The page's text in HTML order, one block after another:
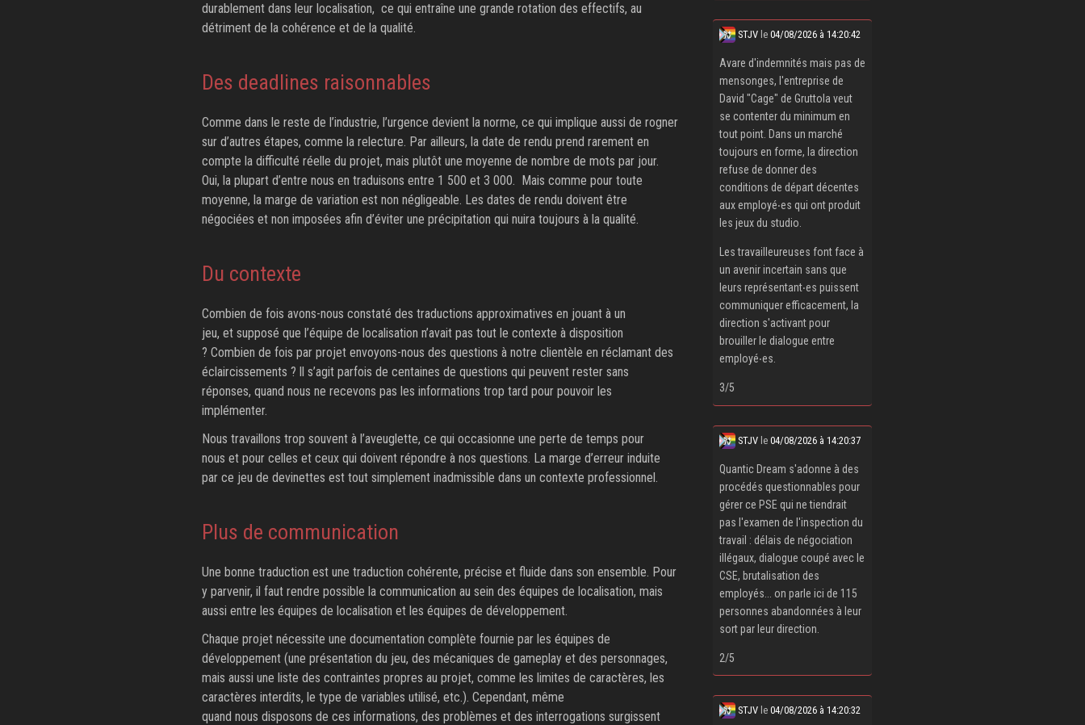
durablement dans leur localisation, ce qui entraîne une grande rotation des effectifs, au
détriment de la cohérence et de la qualité.
Des deadlines raisonnables
Comme dans le reste de l’industrie, l’urgence devient la norme, ce qui implique aussi de rogner
sur d’autres étapes, comme la relecture. Par ailleurs, la date de rendu prend rarement en
compte la difficulté réelle du projet, mais plutôt une moyenne de nombre de mots par jour.
Oui, la plupart d’entre nous en traduisons entre 1 500 et 3 000. Mais comme pour toute
moyenne, la marge de variation est non négligeable. Les dates de rendu doivent être
négociées et non imposées afin d’éviter une précipitation qui nuira toujours à la qualité.
Du contexte
Combien de fois avons-nous constaté des traductions approximatives en jouant à un
jeu, et supposé que l’équipe de localisation n’avait pas tout le contexte à disposition
? Combien de fois par projet envoyons-nous des questions à notre clientèle en réclamant des
éclaircissements ? ll s’agit parfois de centaines de questions qui peuvent rester sans
réponses, quand nous ne recevons pas les informations trop tard pour pouvoir les
implémenter.
Nous travaillons trop souvent à l’aveuglette, ce qui occasionne une perte de temps pour
nous et pour celles et ceux qui doivent répondre à nos questions. La marge d’erreur induite
par ce jeu de devinettes est tout simplement inadmissible dans un contexte professionnel.
Plus de communication
Une bonne traduction est une traduction cohérente, précise et fluide dans son ensemble. Pour
y parvenir, il faut rendre possible la communication au sein des équipes de localisation, mais
aussi entre les équipes de localisation et les équipes de développement.
Chaque projet nécessite une documentation complète fournie par les équipes de
développement (une présentation du jeu, des mécaniques de gameplay et des personnages,
mais aussi une liste des contraintes propres au projet, comme les limites de caractères, les
caractères interdits, le type de variables utilisé, etc.). Cependant, même
quand nous disposons de ces informations, des problèmes et des interrogations surgissent
STJV le04/08/2026 à 14:20:42
Avare d'indemnités mais pas de
mensonges, l'entreprise de
David "Cage" de Gruttola veut
se contenter du minimum en
tout point. Dans un marché
toujours en forme, la direction
refuse de donner des
conditions de départ décentes
aux employé‧es qui ont produit
les jeux du studio.
Les travailleureuses font face à
un avenir incertain sans que
leurs représentant‧es puissent
communiquer efficacement, la
direction s'activant pour
brouiller le dialogue entre
employé‧es.
3/5
STJV le04/08/2026 à 14:20:37
Quantic Dream s'adonne à des
procédés questionnables pour
gérer ce PSE qui ne tiendrait
pas l'examen de l'inspection du
travail : délais de négociation
illégaux, dialogue coupé avec le
CSE, brutalisation des
employés... on parle ici de 115
personnes abandonnées à leur
sort par leur direction.
2/5
STJV le04/08/2026 à 14:20:32